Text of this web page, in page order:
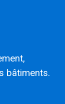
bâtiments.